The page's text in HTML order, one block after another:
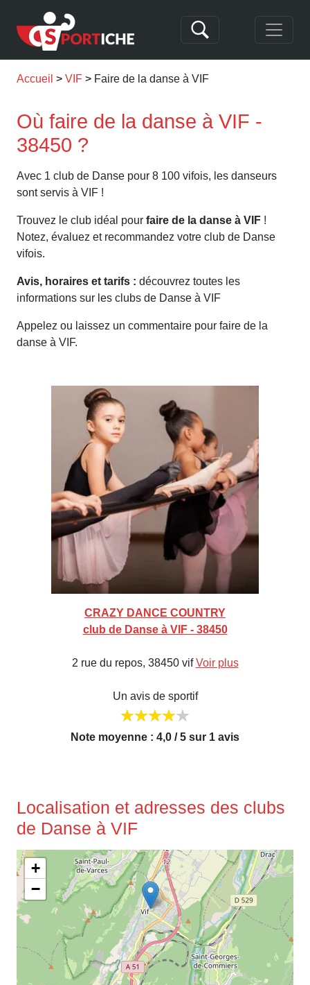
Accueil VIF Faire de la danse à VIF
Où faire de la danse à VIF -
38450 ?
Avec 1 club de Danse pour 8 100 vifois, les danseurs
sont servis à VIF !
Trouvez le club idéal pour faire de la danse à VIF !
Notez, évaluez et recommandez votre club de Danse
vifois.
Avis, horaires et tarifs : découvrez toutes les
informations sur les clubs de Danse à VIF
Appelez ou laissez un commentaire pour faire de la
danse à VIF.
CRAZY DANCE COUNTRY
club de Danse à VIF - 38450
2 rue du repos, 38450 vifVoir plus
Un avis de sportif
Note moyenne : 4,0 / 5 sur 1 avis
Localisation et adresses des clubs
de Danse à VIF
+
−